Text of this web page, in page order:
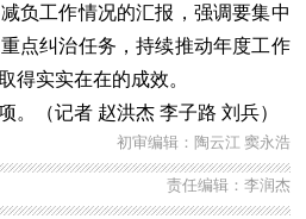
负工作情况的汇报，强调要集中
点纠治任务，持续推动年度工作
得实实在在的成效。
（记者 赵洪杰 李子路 刘兵）
初审编辑：陶云江 窦永浩
责任编辑：李润杰